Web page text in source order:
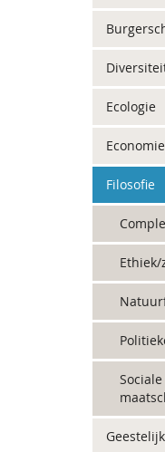
Ecologie
Filosofie